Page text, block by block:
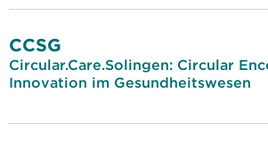
CCSG
Circular.Care.Solingen: Circular
Innovation im Gesundheitswesen